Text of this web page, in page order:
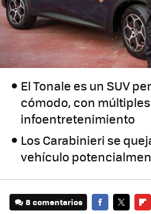
El Tonale es un SUV
cómodo, con
infoentretenimiento
Los Carabinieri se
vehículo
8 comentarios